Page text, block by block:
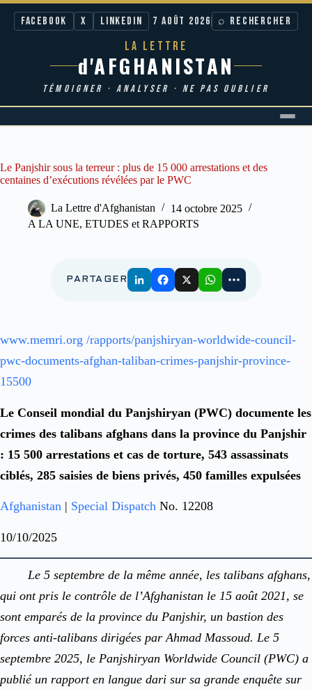
Facebook X LinkedIn 7 AOÛT 2026 ⌕ RECHERCHER
LA LETTRE
d'AFGHANISTAN
TÉMOIGNER · ANALYSER · NE PAS OUBLIER
Le Panjshir sous la terreur : plus de 15 000 arrestations et des
centaines d’exécutions révélées par le PWC
La Lettre d'Afghanistan
14 octobre 2025
A LA UNE, ETUDES et RAPPORTS
PARTAGER
www.memri.org /rapports/panjshiryan-worldwide-council-
pwc-documents-afghan-taliban-crimes-panjshir-province-
15500
Le Conseil mondial du Panjshiryan (PWC) documente les
crimes des talibans afghans dans la province du Panjshir
: 15 500 arrestations et cas de torture, 543 assassinats
ciblés, 285 saisies de biens privés, 450 familles expulsées
Afghanistan | Special Dispatch No. 12208
10/10/2025
Le 5 septembre de la même année, les talibans afghans,
qui ont pris le contrôle de l’Afghanistan le 15 août 2021, se
sont emparés de la province du Panjshir, un bastion des
forces anti-talibans dirigées par Ahmad Massoud. Le 5
septembre 2025, le Panjshiryan Worldwide Council (PWC) a
publié un rapport en langue dari sur sa grande enquête sur